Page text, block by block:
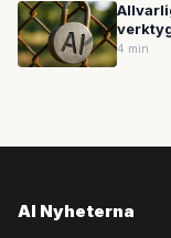
4 min
AI Nyheterna